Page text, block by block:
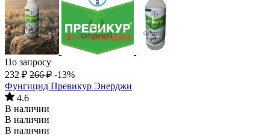
По запросу
232 ₽ 266 ₽ -13%
Фунгицид Превикур Энерджи
4.6
В наличии
В наличии
В наличии